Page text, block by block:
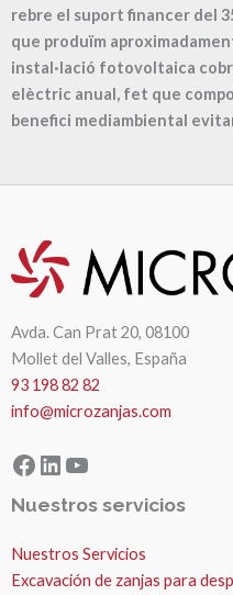
rebre el suport financer del
que produïm
instal·lació fotovoltaica
elèctric anual, fet que
benefici mediambiental
Avda. Can Prat 20, 08100
Mollet del Valles, España
93 198 82 82
info@microzanjas.com
Facebook
LinkedIn
YouTube
Nuestros servicios
Nuestros Servicios
Excavación de zanjas para